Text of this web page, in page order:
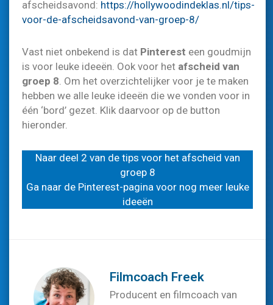
afscheidsavond: https://hollywoodindeklas.nl/tips-
voor-de-afscheidsavond-van-groep-8/
Vast niet onbekend is dat Pinterest een goudmijn
is voor leuke ideeën. Ook voor het afscheid van
groep 8. Om het overzichtelijker voor je te maken
hebben we alle leuke ideeën die we vonden voor in
één ‘bord’ gezet. Klik daarvoor op de button
hieronder.
Naar deel 2 van de tips voor het afscheid van
groep 8
Ga naar de Pinterest-pagina voor nog meer leuke
ideeën
Filmcoach Freek
Producent en filmcoach van